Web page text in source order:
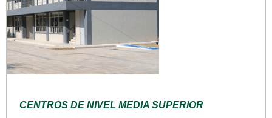
CENTROS DE NIVEL MEDIA SUPERIOR